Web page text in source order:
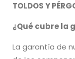
TOLDOS Y
¿Qué cubre la
La garantía de